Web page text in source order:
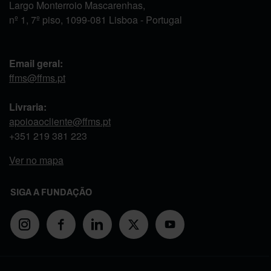
Largo Monterroio Mascarenhas,
nº 1, 7º piso, 1099-081 Lisboa - Portugal
Email geral:
ffms@ffms.pt
Livraria:
apoioaocliente@ffms.pt
+351 219 381 223
Ver no mapa
SIGA A FUNDAÇÃO